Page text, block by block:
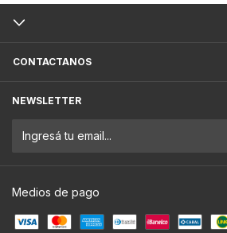
CONTACTANOS
NEWSLETTER
Medios de pago